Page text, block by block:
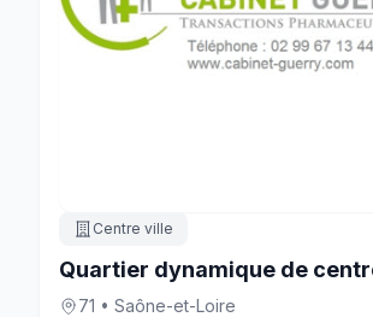
Centre ville
Quartier dynamique de
71 • Saône-et-Loire